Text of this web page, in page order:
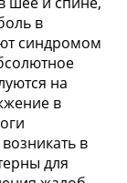
в
синдромом
на
в
в
для